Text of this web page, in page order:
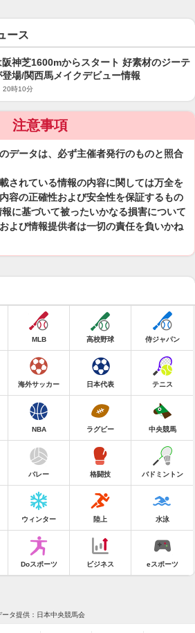
ース
神芝1600mからスタート 好素材のジーテ
登場/関西馬メイクデビュー情報
時10分
注意事項
データは、必ず主催者発行のものと照合
されている情報の内容に関しては万全を
容の正確性および安全性を保証するもの
に基づいて被ったいかなる損害について
よび情報提供者は一切の責任を負いかね
MLB 高校野球 侍ジャパン
海外サッカー 日本代表 テニス
NBA ラグビー 中央競馬
バレー 格闘技 バドミントン
ウィンター 陸上 水泳
Doスポーツ ビジネス eスポーツ
ータ提供：日本中央競馬会